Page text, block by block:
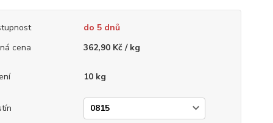
do 5 dnů
cena
362,90 Kč / kg
10 kg